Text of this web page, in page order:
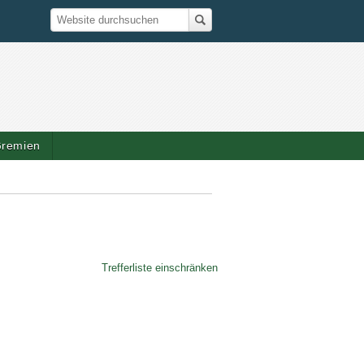
Suche
Website durchsuchen
Trefferliste einschränken